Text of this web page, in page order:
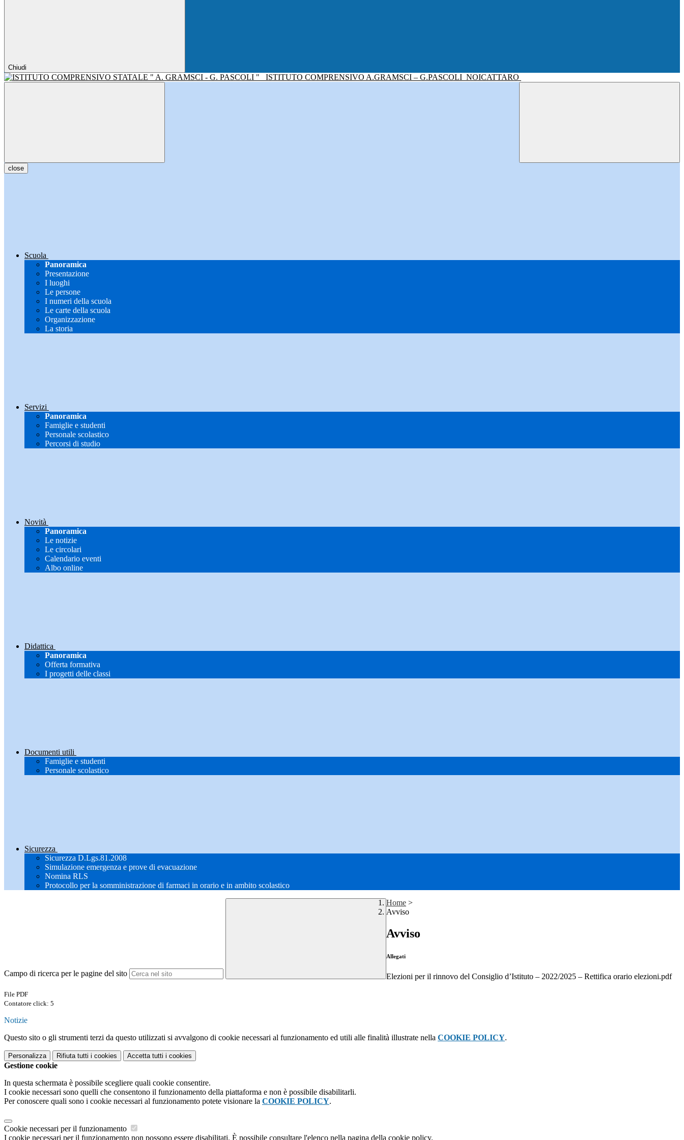
Chiudi
ISTITUTO COMPRENSIVO A.GRAMSCI – G.PASCOLI NOICATTARO
close
Scuola
Panoramica
Presentazione
I luoghi
Le persone
I numeri della scuola
Le carte della scuola
Organizzazione
La storia
Servizi
Panoramica
Famiglie e studenti
Personale scolastico
Percorsi di studio
Novità
Panoramica
Le notizie
Le circolari
Calendario eventi
Albo online
Didattica
Panoramica
Offerta formativa
I progetti delle classi
Documenti utili
Famiglie e studenti
Personale scolastico
Sicurezza
Sicurezza D.Lgs.81.2008
Simulazione emergenza e prove di evacuazione
Nomina RLS
Protocollo per la somministrazione di farmaci in orario e in ambito scolastico
Campo di ricerca per le pagine del sito
Home >
Avviso
Avviso
Allegati
Elezioni per il rinnovo del Consiglio d’Istituto – 2022/2025 – Rettifica orario elezioni.pdf
File PDF
Contatore click: 5
Notizie
Questo sito o gli strumenti terzi da questo utilizzati si avvalgono di cookie necessari al funzionamento ed utili alle finalità illustrate nella COOKIE POLICY.
Personalizza Rifiuta tutti i cookies Accetta tutti i cookies
Gestione cookie
In questa schermata è possibile scegliere quali cookie consentire.
I cookie necessari sono quelli che consentono il funzionamento della piattaforma e non è possibile disabilitarli.
Per conoscere quali sono i cookie necessari al funzionamento potete visionare la COOKIE POLICY.
Cookie necessari per il funzionamento
I cookie necessari per il funzionamento non possono essere disabilitati. È possibile consultare l'elenco nella pagina della cookie policy.